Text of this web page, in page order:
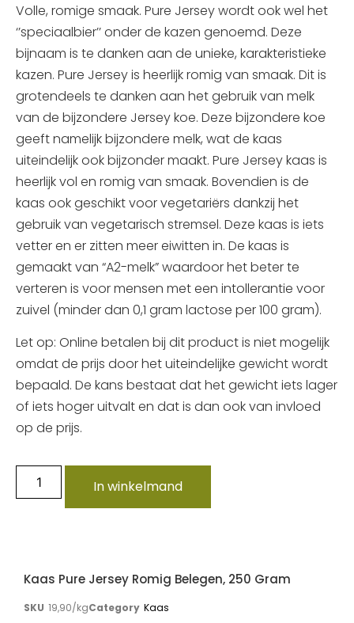
Volle, romige smaak. Pure Jersey wordt ook wel het
‘’speciaalbier’’ onder de kazen genoemd. Deze
bijnaam is te danken aan de unieke, karakteristieke
kazen. Pure Jersey is heerlijk romig van smaak. Dit is
grotendeels te danken aan het gebruik van melk
van de bijzondere Jersey koe. Deze bijzondere koe
geeft namelijk bijzondere melk, wat de kaas
uiteindelijk ook bijzonder maakt. Pure Jersey kaas is
heerlijk vol en romig van smaak. Bovendien is de
kaas ook geschikt voor vegetariërs dankzij het
gebruik van vegetarisch stremsel. Deze kaas is iets
vetter en er zitten meer eiwitten in. De kaas is
gemaakt van “A2-melk” waardoor het beter te
verteren is voor mensen met een intollerantie voor
zuivel (minder dan 0,1 gram lactose per 100 gram).
Let op: Online betalen bij dit product is niet mogelijk
omdat de prijs door het uiteindelijke gewicht wordt
bepaald. De kans bestaat dat het gewicht iets lager
of iets hoger uitvalt en dat is dan ook van invloed
op de prijs.
In winkelmand
Kaas Pure Jersey Romig Belegen, 250 Gram
SKU 19,90/kgCategory Kaas